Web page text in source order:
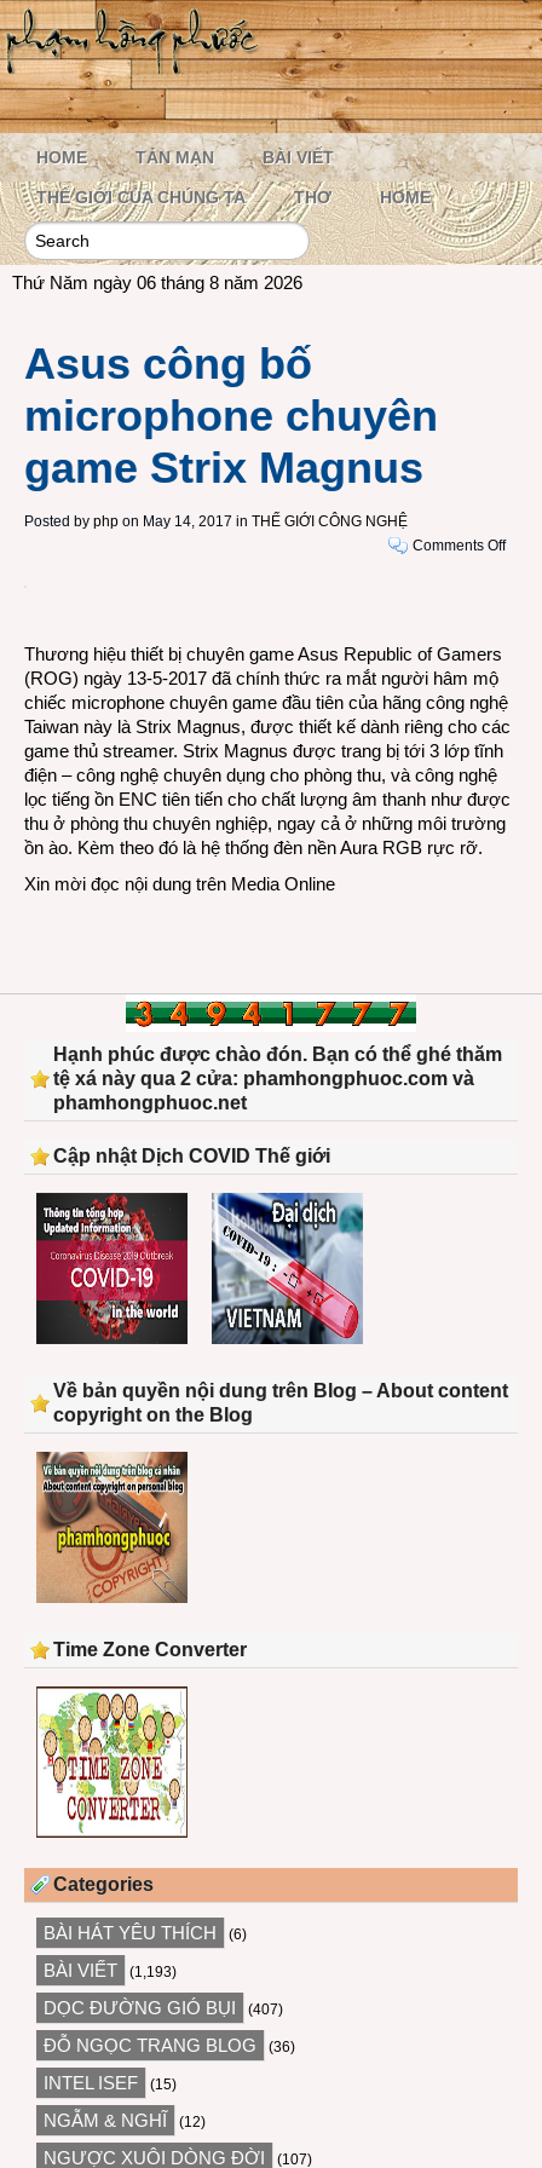
HOME TẢN MẠN BÀI VIẾT
THẾ GIỚI CỦA CHÚNG TA THƠ HOME
Thứ Năm ngày 06 tháng 8 năm 2026
Asus công bố
microphone chuyên
game Strix Magnus
Posted by php on May 14, 2017 in THẾ GIỚI CÔNG NGHỆ
Comments Offon
Strix
Thương hiệu thiết bị chuyên game Asus Republic of Gamers
(ROG) ngày 13-5-2017 đã chính thức ra mắt người hâm mộ
chiếc microphone chuyên game đầu tiên của hãng công nghệ
Taiwan này là Strix Magnus, được thiết kế dành riêng cho các
game thủ streamer. Strix Magnus được trang bị tới 3 lớp tĩnh
điện – công nghệ chuyên dụng cho phòng thu, và công nghệ
lọc tiếng ồn ENC tiên tiến cho chất lượng âm thanh như được
thu ở phòng thu chuyên nghiệp, ngay cả ở những môi trường
ồn ào. Kèm theo đó là hệ thống đèn nền Aura RGB rực rỡ.
Xin mời đọc nội dung trên Media Online
Hạnh phúc được chào đón. Bạn có thể ghé thăm
tệ xá này qua 2 cửa: phamhongphuoc.com và
phamhongphuoc.net
Cập nhật Dịch COVID Thế giới
Về bản quyền nội dung trên Blog – About content
copyright on the Blog
Time Zone Converter
Categories
BÀI HÁT YÊU THÍCH (6)
BÀI VIẾT (1,193)
DỌC ĐƯỜNG GIÓ BỤI (407)
ĐỖ NGỌC TRANG BLOG (36)
INTEL ISEF (15)
NGẪM & NGHĨ (12)
NGƯỢC XUÔI DÒNG ĐỜI (107)